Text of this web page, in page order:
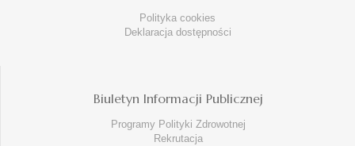
Polityka cookies
Deklaracja dostępności
Biuletyn Informacji Publicznej
Programy Polityki Zdrowotnej
Rekrutacja